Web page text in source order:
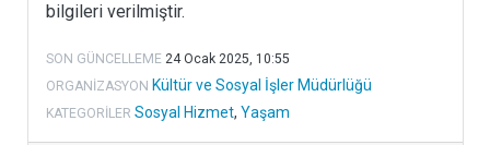
bilgileri verilmiştir.
SON GÜNCELLEME 24 Ocak 2025, 10:55
ORGANIZASYON Kültür ve Sosyal İşler Müdürlüğü
KATEGORILER Sosyal Hizmet, Yaşam